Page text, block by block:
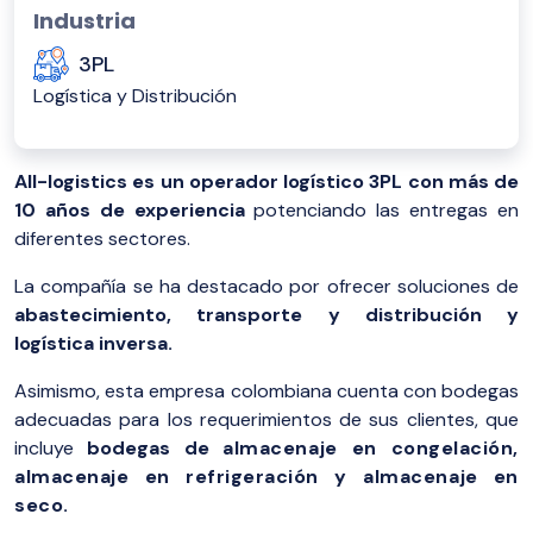
Industria
3PL
Logística y Distribución
All-logistics es un operador logístico 3PL con más de
10 años de experienciapotenciando las entregas en
diferentes sectores.
La compañía se ha destacado por ofrecer soluciones de
abastecimiento, transporte y distribución y
logística inversa.
Asimismo, esta empresa colombiana cuenta con bodegas
adecuadas para los requerimientos de sus clientes, que
incluye bodegas de almacenaje en congelación,
almacenaje en refrigeración y almacenaje en
seco.